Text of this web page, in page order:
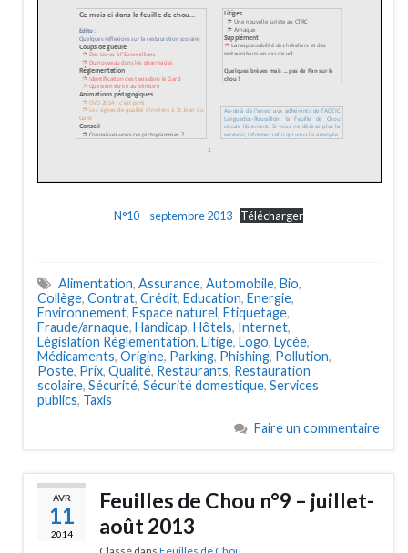
N°10 – septembre 2013 Télécharger
Alimentation, Assurance, Automobile, Bio,
Collège, Contrat, Crédit, Education, Energie,
Environnement, Espace naturel, Etiquetage,
Fraude/arnaque, Handicap, Hôtels, Internet,
Législation Réglementation, Litige, Logo, Lycée,
Médicaments, Origine, Parking, Phishing, Pollution,
Poste, Prix, Qualité, Restaurants, Restauration
scolaire, Sécurité, Sécurité domestique, Services
publics, Taxis
Faire un commentaire
AVR
11
2014
Feuilles de Chou n°9 – juillet-
août 2013